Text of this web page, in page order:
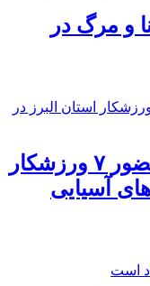
و مرگ در
۲ مدال برنز نتیجه حضور ۷ ورزشکار
آسیایی